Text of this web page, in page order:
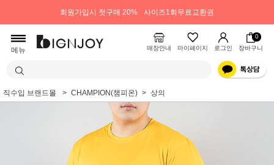
회원가입시 첫구매 20% 사이즈1회무료교환권
메뉴 매장안내 마이페이지 로그인
0
장바구니
직수입 브랜드몰 CHAMPION(챔피온) 상의